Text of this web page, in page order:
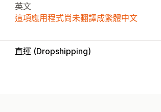
英文
這項應用程式尚未翻譯成繁體中文
直運 (Dropshipping)